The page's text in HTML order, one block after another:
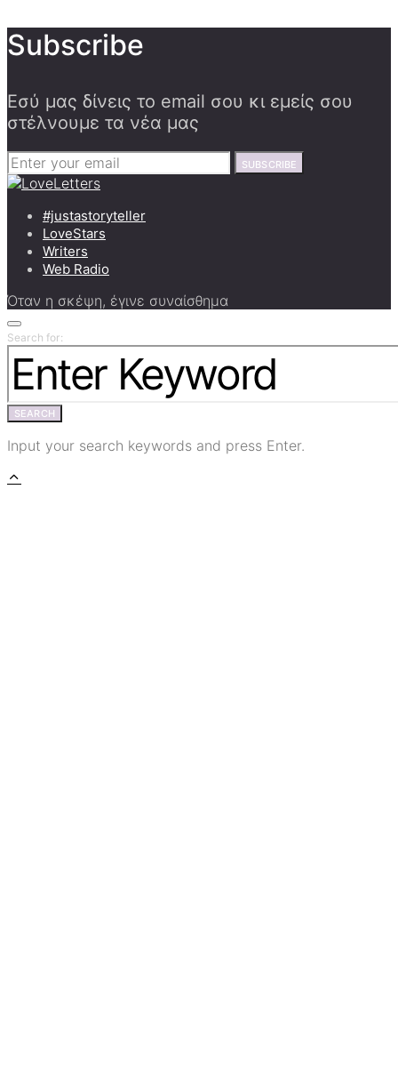
Subscribe
Εσύ μας δίνεις το email σου κι εμείς σου
στέλνουμε τα νέα μας
SUBSCRIBE
#justastoryteller
LoveStars
Writers
Web Radio
Όταν η σκέψη, έγινε συναίσθημα
Search for:
SEARCH
Input your search keywords and press Enter.